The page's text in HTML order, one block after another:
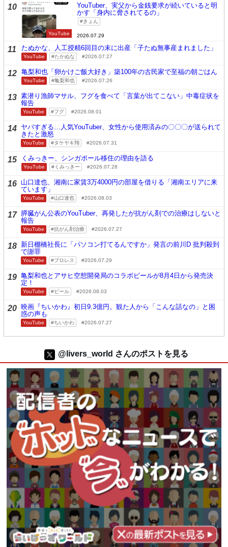
10
YouTube
YouTuber、実父から金銭要求が続いていると明
かす「身内に脅されてるの」
きょん
2026.07.29
11 たぬかな、人工授精6回目の末に出産「子たぬ無事産まれました」
YouTube たかぬな 2026.07.27
12 亀梨和也「卵かけご飯大好き」築100年の古民家で至福の朝ごはん
YouTube 亀梨和也 2026.07.26
13 素潜り漁師マサル、フグを食べて「言葉が出てこない」中毒症状を
報告
YouTube フグ 2026.08.01
14 ヤバすぎる…人気YouTuber、女性から使用済みの〇〇〇が送られて
きたと激怒
YouTube タケヤキ翔 2026.07.31
15 くみっきー、シンガポール移住の理由を語る
YouTube くみっきー 2026.07.28
16 山口達也、湘南に家賃3万4000円の部屋を借りる「湘南エリアに来
ています」
YouTube 山口達也 2026.08.03
17 膵臓がん公表のYouTuber、再発したが抗がん剤での治療はしないと
報告
YouTube 抗がん剤治療 2026.07.27
18 新日棚橋社長に「パソコン打てるんですか」発言の前川D 批判殺到
で謝罪
YouTube プロレス 2026.07.29
19 亀梨和也とアサヒ空想開発局のコラボビールが8月4日から発売決
定！
YouTube ビール 2026.08.03
20 映画『ちいかわ』初日9.3億円。観た人から「こんな話なの」と困
惑の声も
YouTube ちいかわ 2026.07.27
@livers_world さんのポストを見る